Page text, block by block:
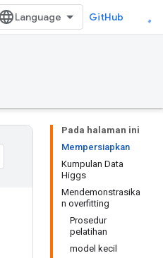
GitHub
Pada halaman ini
Mempersiapkan
Kumpulan Data
Higgs
Mendemonstrasika
n overfitting
Prosedur
pelatihan
model kecil